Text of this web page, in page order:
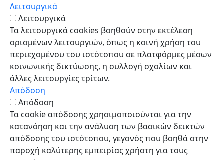
Λειτουργικά
Λειτουργικά
Τα λειτουργικά cookies βοηθούν στην εκτέλεση
ορισμένων λειτουργιών, όπως η κοινή χρήση του
περιεχομένου του ιστότοπου σε πλατφόρμες μέσων
κοινωνικής δικτύωσης, η συλλογή σχολίων και
άλλες λειτουργίες τρίτων.
Απόδοση
Απόδοση
Τα cookie απόδοσης χρησιμοποιούνται για την
κατανόηση και την ανάλυση των βασικών δεικτών
απόδοσης του ιστότοπου, γεγονός που βοηθά στην
παροχή καλύτερης εμπειρίας χρήστη για τους